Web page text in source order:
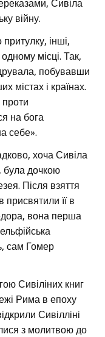
Сивіла
війну.
інші,
місці. Так,
побувавши
містах і країнах.
проти
на бога
себе».
хоча Сивіла
була дочкою
Після взяття
її в
вона перша
сам Гомер
Сивіліних книг
Рима в епоху
Сивілліні
з молитвою до